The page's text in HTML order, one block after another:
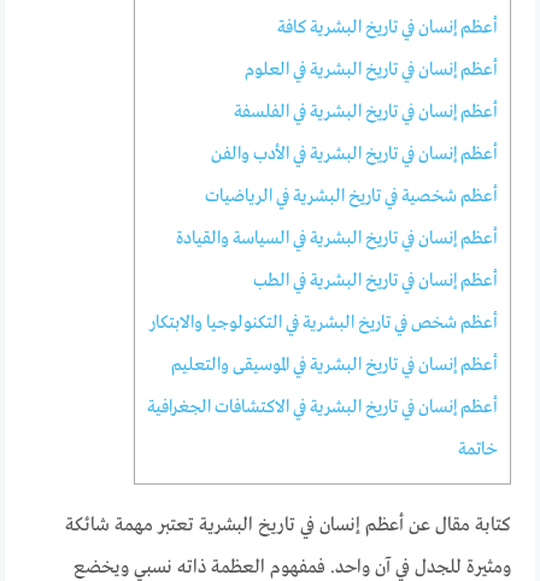
أعظم إنسان في تاريخ البشرية كافة
أعظم إنسان في تاريخ البشرية في العلوم
أعظم إنسان في تاريخ البشرية في الفلسفة
أعظم إنسان في تاريخ البشرية في الأدب والفن
أعظم شخصية في تاريخ البشرية في الرياضيات
أعظم إنسان في تاريخ البشرية في السياسة والقيادة
أعظم إنسان في تاريخ البشرية في الطب
أعظم شخص في تاريخ البشرية في التكنولوجيا والابتكار
أعظم إنسان في تاريخ البشرية في الموسيقى والتعليم
أعظم إنسان في تاريخ البشرية في الاكتشافات الجغرافية
خاتمة
كتابة مقال عن أعظم إنسان في تاريخ البشرية تعتبر مهمة شائكة
ومثيرة للجدل في آن واحد. فمفهوم العظمة ذاته نسبي ويخضع